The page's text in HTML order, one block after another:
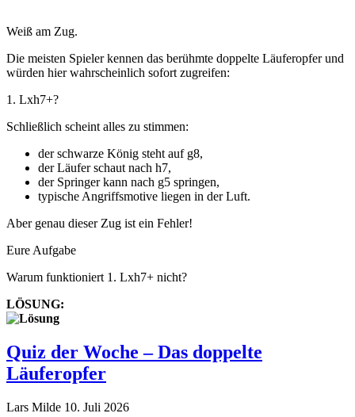
Weiß am Zug.
Die meisten Spieler kennen das berühmte doppelte Läuferopfer und
würden hier wahrscheinlich sofort zugreifen:
1. Lxh7+?
Schließlich scheint alles zu stimmen:
der schwarze König steht auf g8,
der Läufer schaut nach h7,
der Springer kann nach g5 springen,
typische Angriffsmotive liegen in der Luft.
Aber genau dieser Zug ist ein Fehler!
Eure Aufgabe
Warum funktioniert 1. Lxh7+ nicht?
LÖSUNG:
Quiz der Woche – Das doppelte
Läuferopfer
Lars Milde 10. Juli 2026